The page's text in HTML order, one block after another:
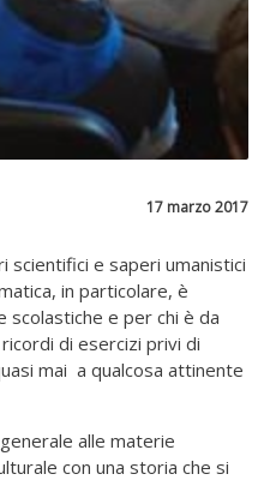
17 marzo 2017
scientifici e saperi umanistici
in particolare, è
scolastiche e per chi è da
di esercizi privi di
mai a qualcosa attinente
alle materie
con una storia che si